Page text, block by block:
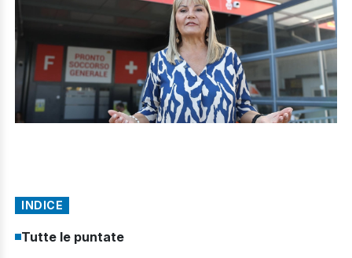
INDICE
Tutte le puntate